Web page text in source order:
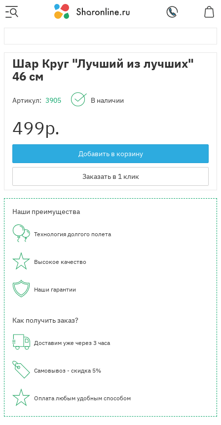
Шар Круг "Лучший из лучших"
46 см
Артикул: 3905 В наличии
499р.
Добавить в корзину
Заказать в 1 клик
Наши преимущества
Технология долгого полета
Высокое качество
Наши гарантии
Как получить заказ?
Доставим уже через 3 часа
Самовывоз - скидка 5%
Оплата любым удобным способом